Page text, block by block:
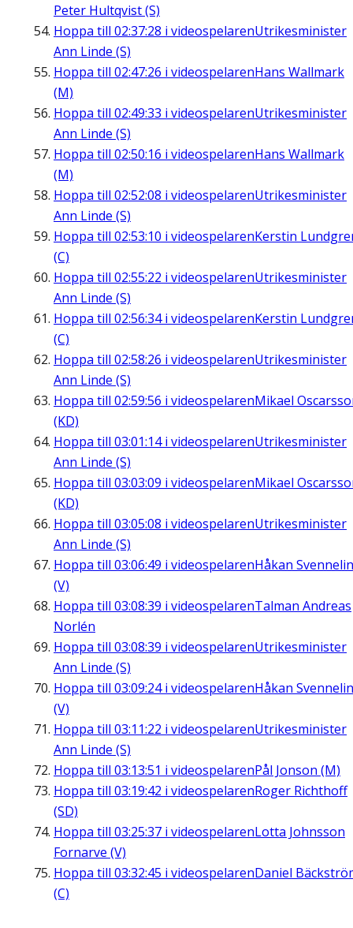
Peter Hultqvist (S)
Hoppa till 02:37:28 i videospelarenUtrikesminister
Ann Linde (S)
Hoppa till 02:47:26 i videospelarenHans Wallmark
(M)
Hoppa till 02:49:33 i videospelarenUtrikesminister
Ann Linde (S)
Hoppa till 02:50:16 i videospelarenHans Wallmark
(M)
Hoppa till 02:52:08 i videospelarenUtrikesminister
Ann Linde (S)
Hoppa till 02:53:10 i videospelarenKerstin
(C)
Hoppa till 02:55:22 i videospelarenUtrikesminister
Ann Linde (S)
Hoppa till 02:56:34i videospelarenKerstin
(C)
Hoppa till 02:58:26 i videospelarenUtrikesminister
Ann Linde (S)
Hoppa till 02:59:56 i videospelarenMikael
(KD)
Hoppa till 03:01:14i videospelarenUtrikesminister
Ann Linde (S)
Hoppa till 03:03:09 i videospelarenMikael
(KD)
Hoppa till 03:05:08 i videospelarenUtrikesminister
Ann Linde (S)
Hoppa till 03:06:49 i videospelarenHåkan
(V)
Hoppa till 03:08:39 i videospelarenTalman Andreas
Norlén
Hoppa till 03:08:39 i videospelarenUtrikesminister
Ann Linde (S)
Hoppa till 03:09:24i videospelarenHåkan
(V)
Hoppa till 03:11:22 i videospelarenUtrikesminister
Ann Linde (S)
Hoppa till 03:13:51 i videospelarenPål Jonson (M)
Hoppa till 03:19:42 i videospelarenRoger Richthoff
(SD)
Hoppa till 03:25:37 i videospelarenLotta Johnsson
Fornarve (V)
Hoppa till 03:32:45 i videospelarenDaniel
(C)